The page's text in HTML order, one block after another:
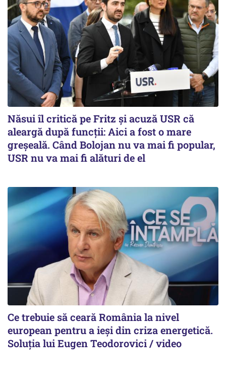
Năsui îl critică pe Fritz și acuză USR că
aleargă după funcții: Aici a fost o mare
greșeală. Când Bolojan nu va mai fi popular,
USR nu va mai fi alături de el
Ce trebuie să ceară România la nivel
european pentru a ieși din criza energetică.
Soluția lui Eugen Teodorovici / video